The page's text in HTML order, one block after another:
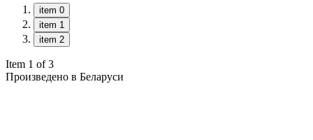
item 0
item 1
item 2
Item 1 of 3
Произведено в Беларуси